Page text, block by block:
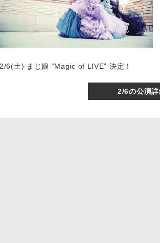
2/6(土) まじ娘 “Magic of LIVE” 決定！
2/6の公演